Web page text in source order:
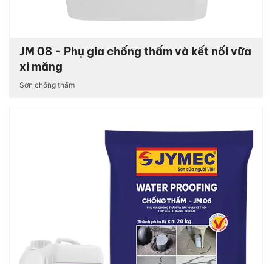
JM 08 - Phụ gia chống thấm và kết nối vữa
xi măng
Sơn chống thấm